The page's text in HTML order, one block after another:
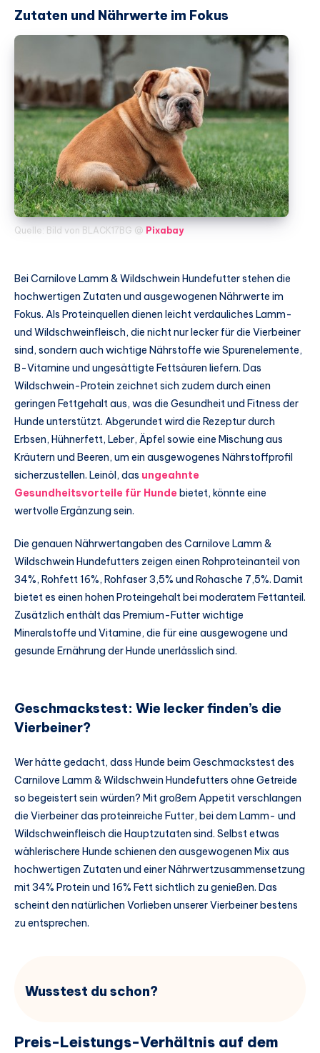
Zutaten und Nährwerte im Fokus
Quelle: Bild von BLACK17BG @ Pixabay
Bei Carnilove Lamm & Wildschwein Hundefutter stehen die
hochwertigen Zutaten und ausgewogenen Nährwerte im
Fokus. Als Proteinquellen dienen leicht verdauliches Lamm-
und Wildschweinfleisch, die nicht nur lecker für die Vierbeiner
sind, sondern auch wichtige Nährstoffe wie Spurenelemente,
B-Vitamine und ungesättigte Fettsäuren liefern. Das
Wildschwein-Protein zeichnet sich zudem durch einen
geringen Fettgehalt aus, was die Gesundheit und Fitness der
Hunde unterstützt. Abgerundet wird die Rezeptur durch
Erbsen, Hühnerfett, Leber, Äpfel sowie eine Mischung aus
Kräutern und Beeren, um ein ausgewogenes Nährstoffprofil
sicherzustellen. Leinöl, das ungeahnte
Gesundheitsvorteile für Hunde bietet, könnte eine
wertvolle Ergänzung sein.
Die genauen Nährwertangaben des Carnilove Lamm &
Wildschwein Hundefutters zeigen einen Rohproteinanteil von
34%, Rohfett 16%, Rohfaser 3,5% und Rohasche 7,5%. Damit
bietet es einen hohen Proteingehalt bei moderatem Fettanteil.
Zusätzlich enthält das Premium-Futter wichtige
Mineralstoffe und Vitamine, die für eine ausgewogene und
gesunde Ernährung der Hunde unerlässlich sind.
Geschmackstest: Wie lecker finden’s die
Vierbeiner?
Wer hätte gedacht, dass Hunde beim Geschmackstest des
Carnilove Lamm & Wildschwein Hundefutters ohne Getreide
so begeistert sein würden? Mit großem Appetit verschlangen
die Vierbeiner das proteinreiche Futter, bei dem Lamm- und
Wildschweinfleisch die Hauptzutaten sind. Selbst etwas
wählerischere Hunde schienen den ausgewogenen Mix aus
hochwertigen Zutaten und einer Nährwertzusammensetzung
mit 34% Protein und 16% Fett sichtlich zu genießen. Das
scheint den natürlichen Vorlieben unserer Vierbeiner bestens
zu entsprechen.
Wusstest du schon?
Preis-Leistungs-Verhältnis auf dem